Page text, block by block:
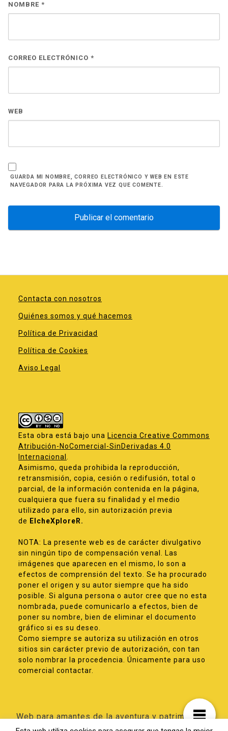
NOMBRE *
CORREO ELECTRÓNICO *
WEB
GUARDA MI NOMBRE, CORREO ELECTRÓNICO Y WEB EN ESTE
NAVEGADOR PARA LA PRÓXIMA VEZ QUE COMENTE.
Contacta con nosotros
Quiénes somos y qué hacemos
Política de Privacidad
Política de Cookies
Aviso Legal
Esta obra está bajo una Licencia Creative Commons
Atribución-NoComercial-SinDerivadas 4.0
Internacional
Asimismo, queda prohibida la reproducción,
retransmisión, copia, cesión o redifusión, total o
parcial, de la información contenida en la página,
cualquiera que fuera su finalidad y el medio
utilizado para ello, sin autorización previa
de ElcheXploreR.
NOTA: La presente web es de carácter divulgativo
sin ningún tipo de compensación venal. Las
imágenes que aparecen en el mismo, lo son a
efectos de comprensión del texto. Se ha procurado
poner el origen y su autor siempre que ha sido
posible. Si alguna persona o autor cree que no esta
nombrada, puede comunicarlo a efectos, bien de
poner su nombre, bien de eliminar el documento
gráfico si es su deseo.
Como siempre se autoriza su utilización en otros
sitios sin carácter previo de autorización, con tan
solo nombrar la procedencia. Únicamente para uso
comercial contactar.
Web para amantes de la aventura y patrimonio
de Elche